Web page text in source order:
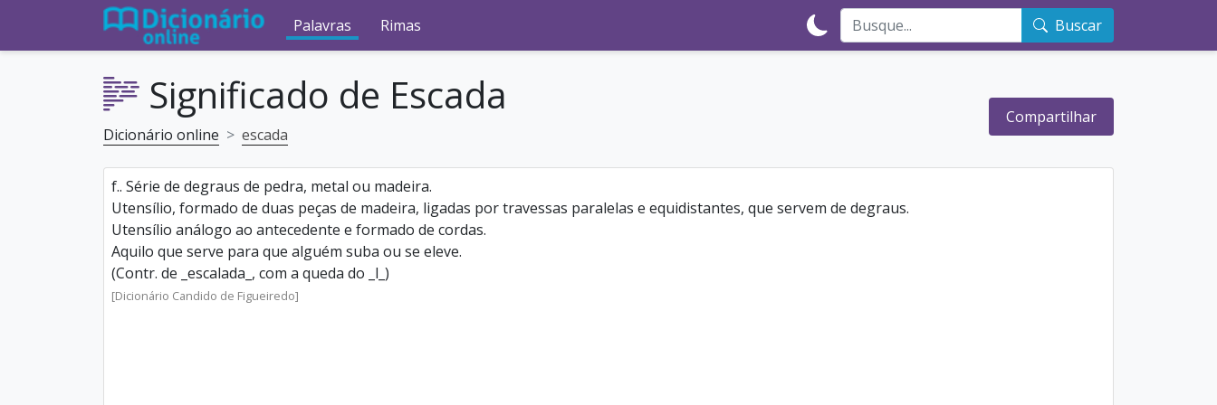
Palavras Rimas Buscar
Significado de Escada
Dicionário online escada
Compartilhar
f.. Série de degraus de pedra, metal ou madeira.
Utensílio, formado de duas peças de madeira, ligadas por travessas paralelas e equidistantes, que servem de degraus.
Utensílio análogo ao antecedente e formado de cordas.
Aquilo que serve para que alguém suba ou se eleve.
(Contr. de _escalada_, com a queda do _l_)
[Dicionário Candido de Figueiredo]